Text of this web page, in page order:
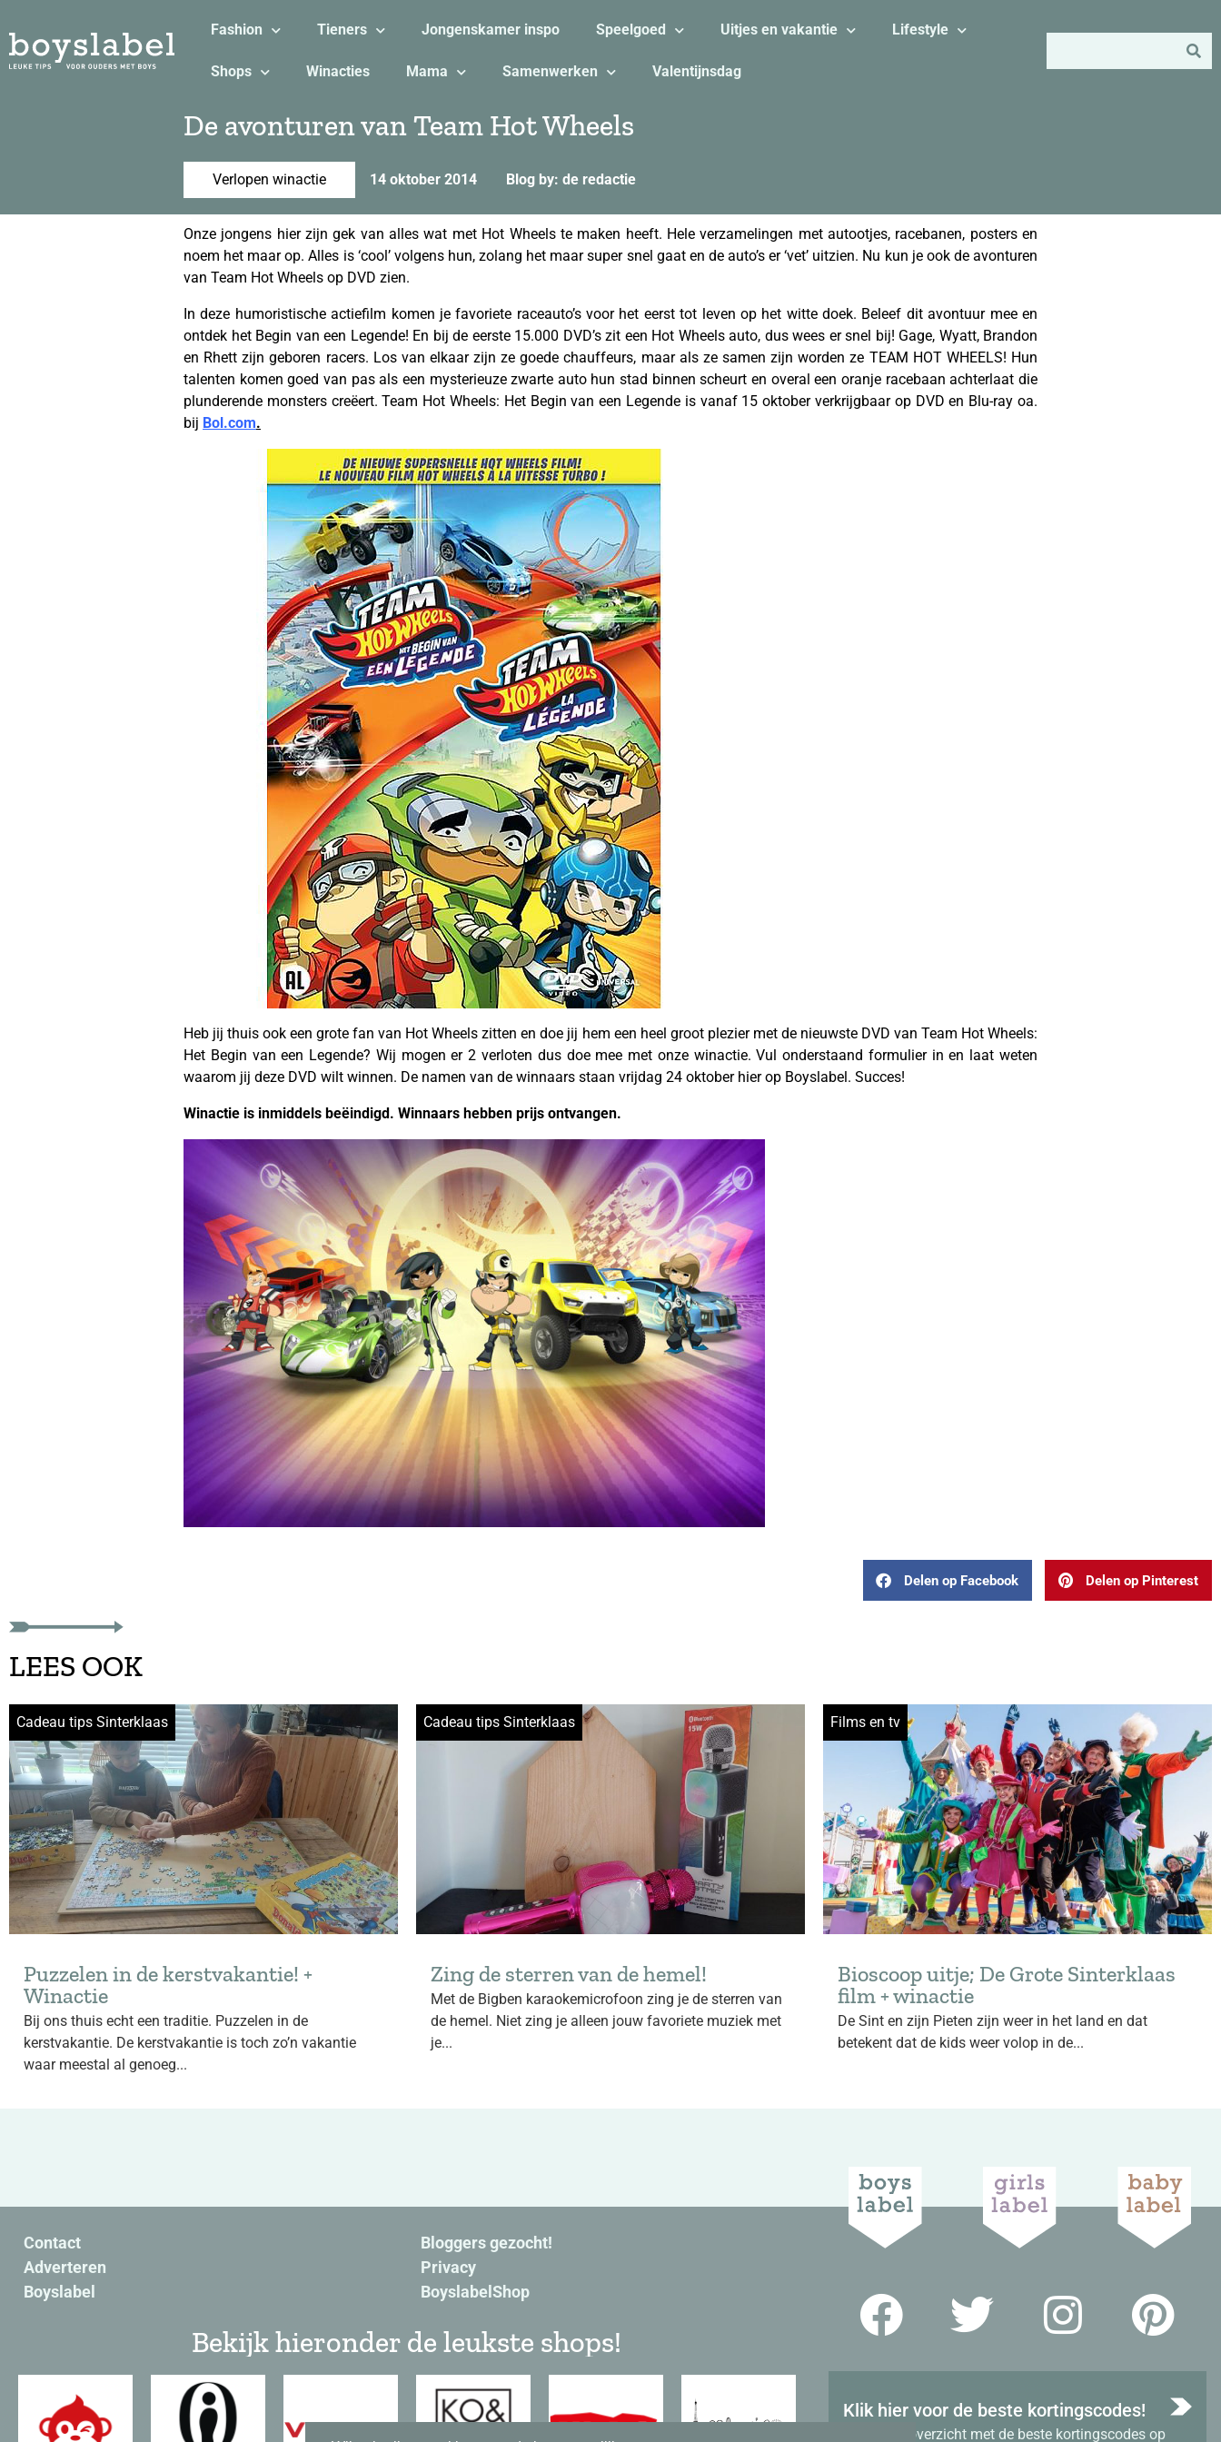
Fashion Tieners Jongenskamer inspo Speelgoed Uitjes en vakantie Lifestyle
Shops Winacties Mama Samenwerken Valentijnsdag
De avonturen van Team Hot Wheels
Verlopen winactie 14 oktober 2014 Blog by: de redactie
Onze jongens hier zijn gek van alles wat met Hot Wheels te maken heeft. Hele verzamelingen met autootjes, racebanen, posters en
noem het maar op. Alles is ‘cool’ volgens hun, zolang het maar super snel gaat en de auto’s er ‘vet’ uitzien. Nu kun je ook de avonturen
van Team Hot Wheels op DVD zien.
In deze humoristische actiefilm komen je favoriete raceauto’s voor het eerst tot leven op het witte doek. Beleef dit avontuur mee en
ontdek het Begin van een Legende! En bij de eerste 15.000 DVD’s zit een Hot Wheels auto, dus wees er snel bij! Gage, Wyatt, Brandon
en Rhett zijn geboren racers. Los van elkaar zijn ze goede chauffeurs, maar als ze samen zijn worden ze TEAM HOT WHEELS! Hun
talenten komen goed van pas als een mysterieuze zwarte auto hun stad binnen scheurt en overal een oranje racebaan achterlaat die
plunderende monsters creëert. Team Hot Wheels: Het Begin van een Legende is vanaf 15 oktober verkrijgbaar op DVD en Blu-ray oa.
bij Bol.com.
Heb jij thuis ook een grote fan van Hot Wheels zitten en doe jij hem een heel groot plezier met de nieuwste DVD van Team Hot Wheels:
Het Begin van een Legende? Wij mogen er 2 verloten dus doe mee met onze winactie. Vul onderstaand formulier in en laat weten
waarom jij deze DVD wilt winnen. De namen van de winnaars staan vrijdag 24 oktober hier op Boyslabel. Succes!
Winactie is inmiddels beëindigd. Winnaars hebben prijs ontvangen.
Delen op Facebook Delen op Pinterest
LEES OOK
Cadeau tips Sinterklaas
Puzzelen in de kerstvakantie! +
Winactie
Bij ons thuis echt een traditie. Puzzelen in de
kerstvakantie. De kerstvakantie is toch zo’n vakantie
waar meestal al genoeg...
Cadeau tips Sinterklaas
Zing de sterren van de hemel!
Met de Bigben karaokemicrofoon zing je de sterren van
de hemel. Niet zing je alleen jouw favoriete muziek met
je...
Films en tv
Bioscoop uitje; De Grote Sinterklaas
film + winactie
De Sint en zijn Pieten zijn weer in het land en dat
betekent dat de kids weer volop in de...
Contact
Adverteren
Boyslabel
Bloggers gezocht!
Privacy
BoyslabelShop
Bekijk hieronder de leukste shops!
Klik hier voor de beste kortingscodes!
Bekijk het overzicht met de beste kortingscodes op